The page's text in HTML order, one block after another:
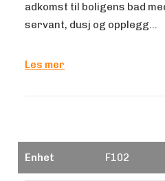
adkomst til boligens bad
servant, dusj og opplegg…
Les mer
Enhet F102